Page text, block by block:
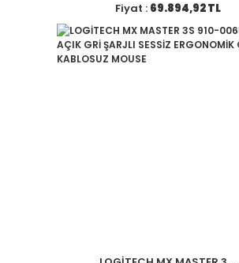
Fiyat : 69.894,92 TL